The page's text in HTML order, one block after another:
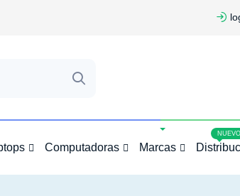
5
Computadoras Marcas
NUEVO